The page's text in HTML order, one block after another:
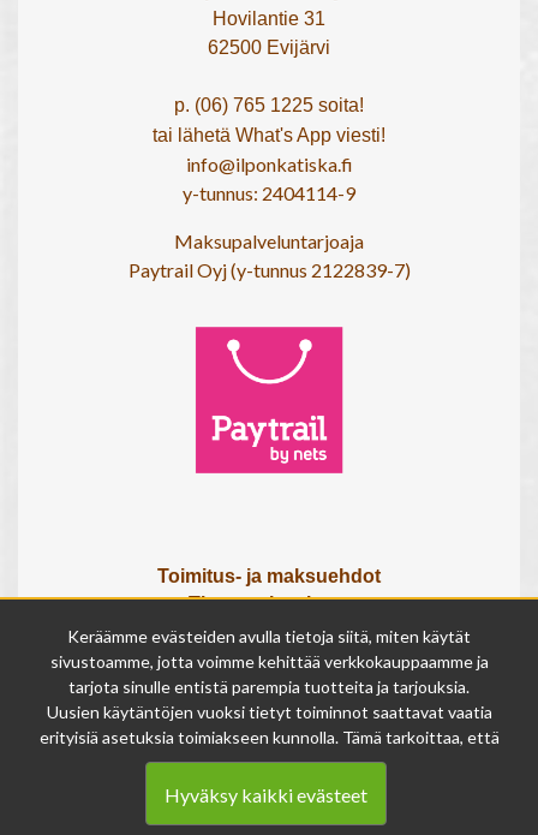
Hovilantie 31
62500 Evijärvi
p. (06) 765 1225 soita!
tai lähetä What's App viesti!
info@ilponkatiska.fi
y-tunnus: 2404114-9
Maksupalveluntarjoaja
Paytrail Oyj (y-tunnus 2122839-7)
Toimitus- ja maksuehdot
Tietosuojaseloste
Tietoa meistä
Osta lahjakortti
Tilauksen peruutuslomake
Olemme avoinna
ma - pe 9 - 17
la 9 - 14
su suljettu
Keräämme evästeiden avulla tietoja siitä, miten käytät
sivustoamme, jotta voimme kehittää verkkokauppaamme ja
tarjota sinulle entistä parempia tuotteita ja tarjouksia.
Uusien käytäntöjen vuoksi tietyt toiminnot saattavat vaatia
erityisiä asetuksia toimiakseen kunnolla. Tämä tarkoittaa, että
joissakin tapauksissa anonymisoidut tiedot voivat kertyä,
vaikka olisit kieltänyt evästeiden käytön. Näitä tietoja
käytetään ainoastaan palvelumme parantamiseen, eikä niistä
Hyväksy kaikki evästeet